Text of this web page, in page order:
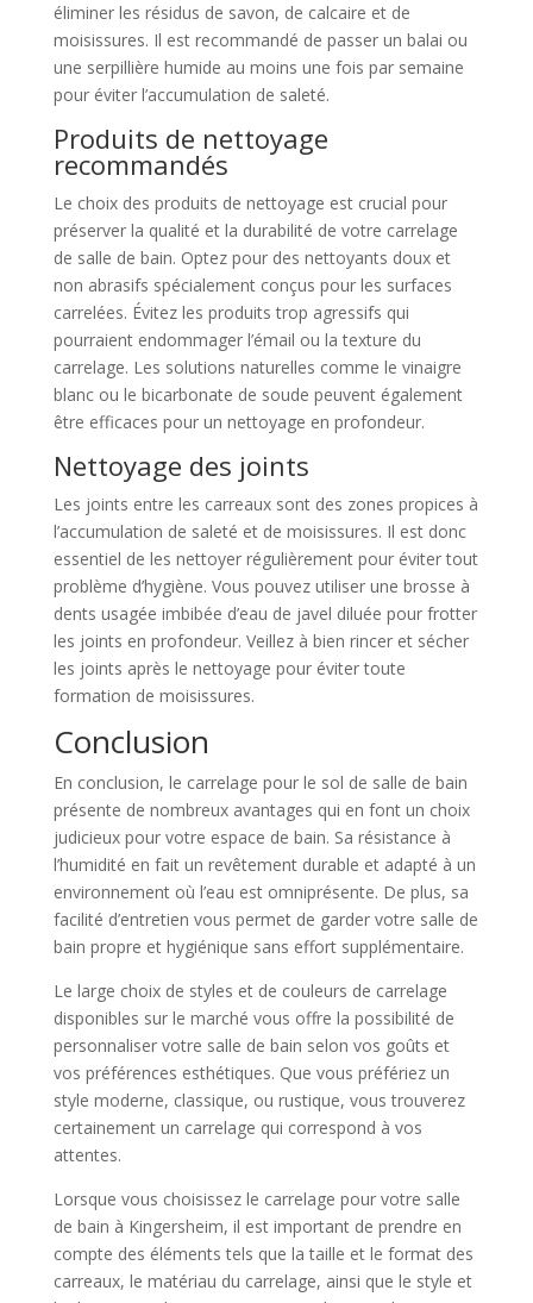
éliminer les résidus de savon, de calcaire et de
moisissures. Il est recommandé de passer un balai ou
une serpillière humide au moins une fois par semaine
pour éviter l’accumulation de saleté.
Produits de nettoyage
recommandés
Le choix des produits de nettoyage est crucial pour
préserver la qualité et la durabilité de votre carrelage
de salle de bain. Optez pour des nettoyants doux et
non abrasifs spécialement conçus pour les surfaces
carrelées. Évitez les produits trop agressifs qui
pourraient endommager l’émail ou la texture du
carrelage. Les solutions naturelles comme le vinaigre
blanc ou le bicarbonate de soude peuvent également
être efficaces pour un nettoyage en profondeur.
Nettoyage des joints
Les joints entre les carreaux sont des zones propices à
l’accumulation de saleté et de moisissures. Il est donc
essentiel de les nettoyer régulièrement pour éviter tout
problème d’hygiène. Vous pouvez utiliser une brosse à
dents usagée imbibée d’eau de javel diluée pour frotter
les joints en profondeur. Veillez à bien rincer et sécher
les joints après le nettoyage pour éviter toute
formation de moisissures.
Conclusion
En conclusion, le carrelage pour le sol de salle de bain
présente de nombreux avantages qui en font un choix
judicieux pour votre espace de bain. Sa résistance à
l’humidité en fait un revêtement durable et adapté à un
environnement où l’eau est omniprésente. De plus, sa
facilité d’entretien vous permet de garder votre salle de
bain propre et hygiénique sans effort supplémentaire.
Le large choix de styles et de couleurs de carrelage
disponibles sur le marché vous offre la possibilité de
personnaliser votre salle de bain selon vos goûts et
vos préférences esthétiques. Que vous préfériez un
style moderne, classique, ou rustique, vous trouverez
certainement un carrelage qui correspond à vos
attentes.
Lorsque vous choisissez le carrelage pour votre salle
de bain à Kingersheim, il est important de prendre en
compte des éléments tels que la taille et le format des
carreaux, le matériau du carrelage, ainsi que le style et